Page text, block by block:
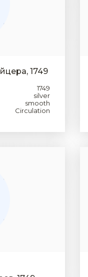
1749
1749
silver
smooth
Circulation